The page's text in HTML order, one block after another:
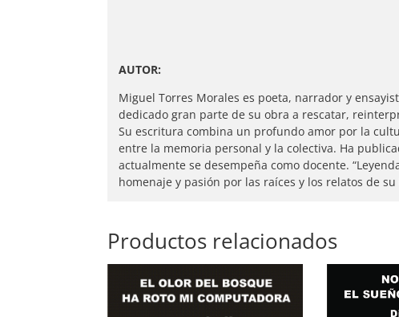
AUTOR:
Miguel Torres Morales es poeta, narrador y
dedicado gran parte de su obra a rescatar,
Su escritura combina un profundo amor por la
entre la memoria personal y la colectiva. Ha
actualmente se desempeña como docente.
homenaje y pasión por las raíces y los relatos de
Productos relacionados